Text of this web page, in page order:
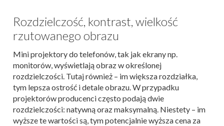
Rozdzielczość, kontrast, wielkość
rzutowanego obrazu
Mini projektory do telefonów, tak jak ekrany np.
monitorów, wyświetlają obraz w określonej
rozdzielczości. Tutaj również – im większa rozdziałka,
tym lepsza ostrość i detale obrazu. W przypadku
projektorów producenci często podają dwie
rozdzielczości: natywną oraz maksymalną. Niestety – im
wyższe te wartości są, tym potencjalnie wyższa cena za